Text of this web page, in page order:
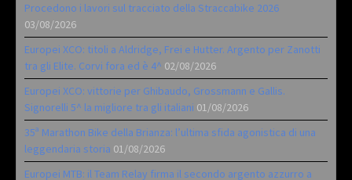
Procedono i lavori sul tracciato della Straccabike 2026
03/08/2026
Europei XCO: titoli a Aldridge, Frei e Hutter. Argento per Zanotti
tra gli Elite. Corvi fora ed è 4^ 02/08/2026
Europei XCO: vittorie per Ghibaudo, Grossmann e Gallis.
Signorelli 5^ la migliore tra gli italiani 01/08/2026
35ª Marathon Bike della Brianza: l’ultima sfida agonistica di una
leggendaria storia 01/08/2026
Europei MTB: il Team Relay firma il secondo argento azzurro a